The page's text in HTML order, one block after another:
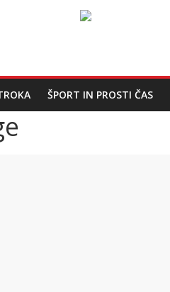
ŠPORT IN PROSTI ČAS